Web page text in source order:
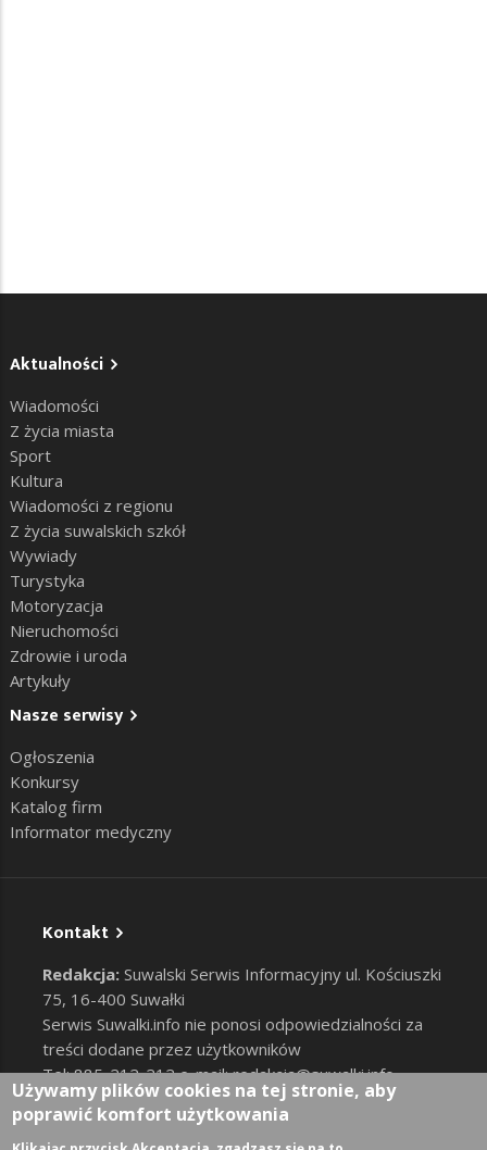
Aktualności
Wiadomości
Z życia miasta
Sport
Kultura
Wiadomości z regionu
Z życia suwalskich szkół
Wywiady
Turystyka
Motoryzacja
Nieruchomości
Zdrowie i uroda
Artykuły
Nasze serwisy
Ogłoszenia
Konkursy
Katalog firm
Informator medyczny
Kontakt
Redakcja: Suwalski Serwis Informacyjny ul. Kościuszki
75, 16-400 Suwałki
Serwis Suwalki.info nie ponosi odpowiedzialności za
treści dodane przez użytkowników
Tel: 885-212-212 e-mail:redakcja@suwalki.info,
reklama@suwalki.info
RODO |Cookies
Używamy plików cookies na tej stronie, aby
poprawić komfort użytkowania